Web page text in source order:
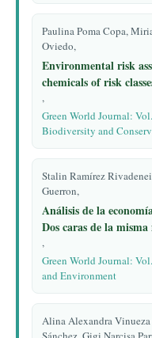
Paulina Poma Copa,
Oviedo,
Environmental risk
chemicals of risk
,
Green World Journal:
Biodiversity and
Stalin Ramírez
Guerron,
Análisis de la
Dos caras de la misma
,
Green World Journal:
and Environment
Alina Alexandra